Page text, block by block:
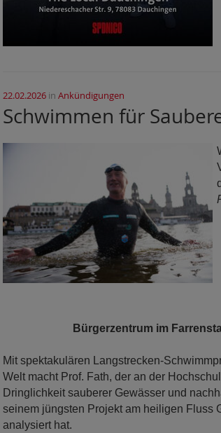
22.02.2026 in Ankündigungen
Schwimmen für
Bürgerzentrum im
Mit spektakulären Langstrecken-
Welt macht Prof. Fath, der an der
Dringlichkeit sauberer Gewässer und
seinem jüngsten Projekt am heiligen Fluss
analysiert hat.